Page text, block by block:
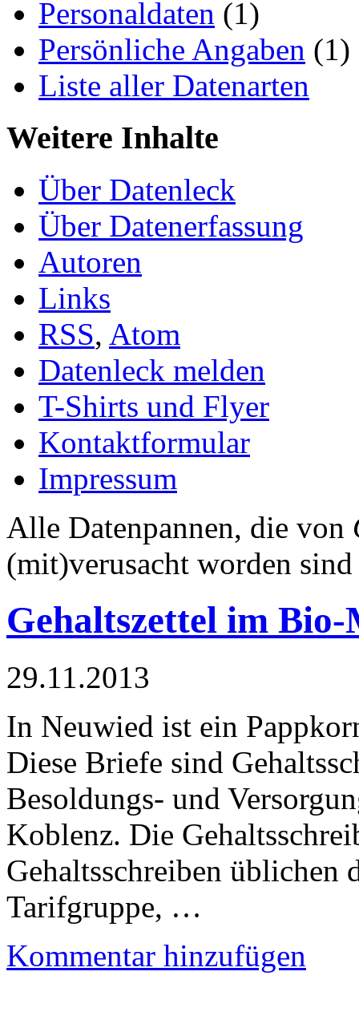
Personaldaten (1)
Persönliche Angaben (1)
Liste aller Datenarten
Weitere Inhalte
Über Datenleck
Über Datenerfassung
Autoren
Links
RSS, Atom
Datenleck melden
T-Shirts und Flyer
Kontaktformular
Impressum
Alle Datenpannen, die von
(mit)verusacht worden sind
Gehaltszettel im
29.11.2013
In Neuwied ist ein
Diese Briefe sind
Besoldungs- und
Koblenz. Die
Gehaltsschreiben üblichen
Tarifgruppe, …
Kommentar hinzufügen